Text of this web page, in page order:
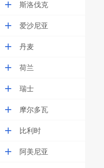
斯洛伐克
爱沙尼亚
丹麦
荷兰
瑞士
摩尔多瓦
比利时
阿美尼亚